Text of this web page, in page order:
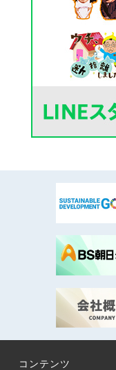
コンテンツ